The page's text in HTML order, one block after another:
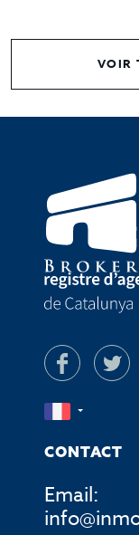
VOIR
CONTACT
Email: